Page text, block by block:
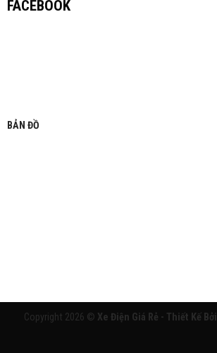
FACEBOOK
BẢN ĐỒ
Copyright 2026 © Xe Điện Giá Rẻ - Thiết Kế Bởi: